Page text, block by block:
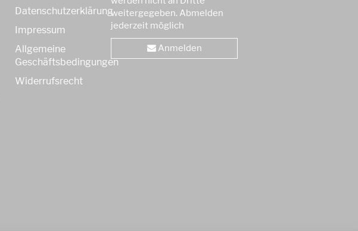
Datenschutzerklärung
Impressum
Allgemeine
Geschäftsbedingungen
Widerrufsrecht
weitergegeben. Abmelden
jederzeit möglich
Anmelden